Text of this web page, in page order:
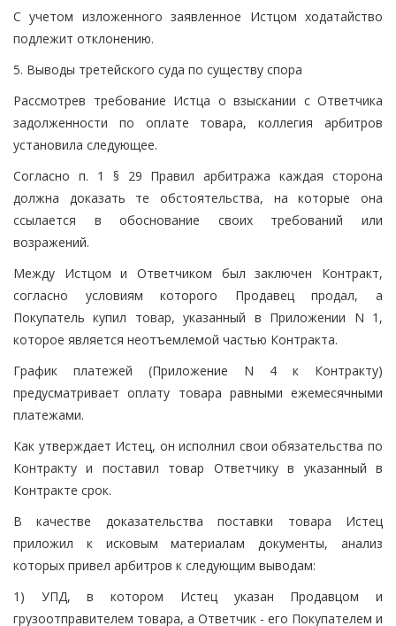
С учетом изложенного заявленное Истцом ходатайство
подлежит отклонению.
5. Выводы третейского суда по существу спора
Рассмотрев требование Истца о взыскании с Ответчика
задолженности по оплате товара, коллегия арбитров
установила следующее.
Согласно п. 1 § 29 Правил арбитража каждая сторона
должна доказать те обстоятельства, на которые она
ссылается в обоснование своих требований или
возражений.
Между Истцом и Ответчиком был заключен Контракт,
согласно условиям которого Продавец продал, а
Покупатель купил товар, указанный в Приложении N 1,
которое является неотъемлемой частью Контракта.
График платежей (Приложение N 4 к Контракту)
предусматривает оплату товара равными ежемесячными
платежами.
Как утверждает Истец, он исполнил свои обязательства по
Контракту и поставил товар Ответчику в указанный в
Контракте срок.
В качестве доказательства поставки товара Истец
приложил к исковым материалам документы, анализ
которых привел арбитров к следующим выводам:
1) УПД, в котором Истец указан Продавцом и
грузоотправителем товара, а Ответчик - его Покупателем и